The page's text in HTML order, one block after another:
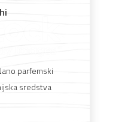
parfemski
sredstva